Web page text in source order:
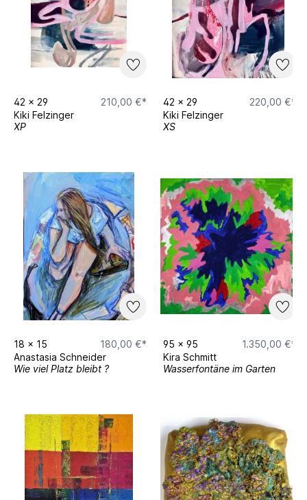
42 x 29
210,00 €*
Kiki Felzinger
XP
42 x 29
220,00 €*
Kiki Felzinger
XS
18 x 15
180,00 €*
Anastasia Schneider
Wie viel Platz bleibt ?
95 x 95
1.350,00 €*
Kira Schmitt
Wasserfontäne im Garten